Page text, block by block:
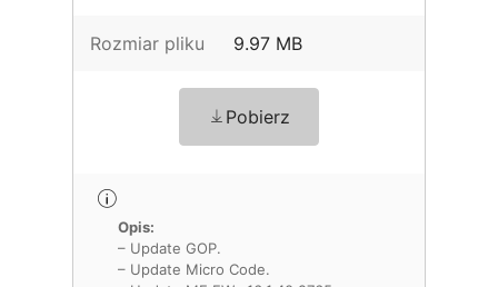
Rozmiar pliku 9.97 MB
Pobierz
Opis:
– Update GOP.
– Update Micro Code.